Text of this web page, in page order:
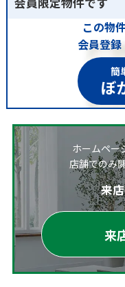
この物
会員登録
簡
ぼ
ホームペー
店舗でのみ
来
来